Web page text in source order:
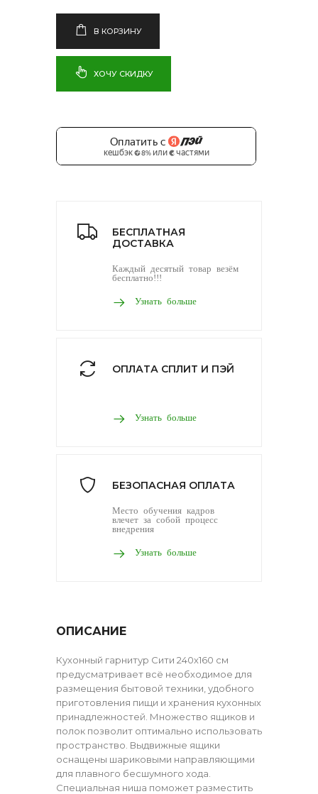
В КОРЗИНУ
ХОЧУ СКИДКУ
БЕСПЛАТНАЯ
ДОСТАВКА
Каждый десятый товар везём
бесплатно!!!
Узнать больше
ОПЛАТА СПЛИТ И ПЭЙ
Узнать больше
БЕЗОПАСНАЯ ОПЛАТА
Место обучения кадров
влечет за собой процесс
внедрения
Узнать больше
ОПИСАНИЕ
Кухонный гарнитур Сити 240х160 см
предусматривает всё необходимое для
размещения бытовой техники, удобного
приготовления пищи и хранения кухонных
принадлежностей. Множество ящиков и
полок позволит оптимально использовать
пространство. Выдвижные ящики
оснащены шариковыми направляющими
для плавного бесшумного хода.
Специальная ниша поможет разместить